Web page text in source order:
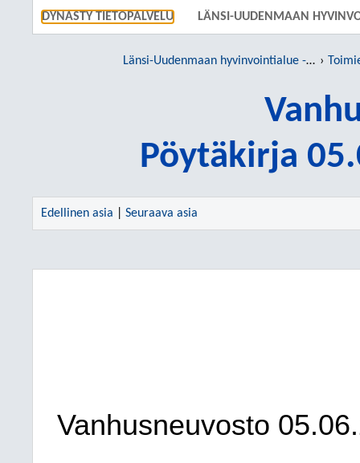
DYNASTY TIETOPALVELU SIIRRY
LÄNSI-UUDENMAAN
Länsi-Uudenmaan hyvinvointialue - Västra Nylands välfärdsområde
Pöytäkirja
Edellinen asia Seuraava asia
Vanhusneuvosto